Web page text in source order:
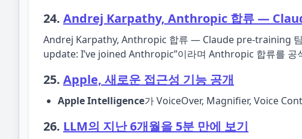
24. Andrej Karpathy, Anthropic 합류 —
Andrej Karpathy, Anthropic 합류 — Claude pre-training 팀
update: I’ve joined Anthropic”이라며 Anthropic 합류를 공
25. Apple, 새로운 접근성 기능 공개
Apple Intelligence가 VoiceOver, Magnifier, Voice
26. LLM의 지난 6개월을 5분 만에 보기